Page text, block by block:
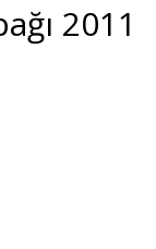
2011